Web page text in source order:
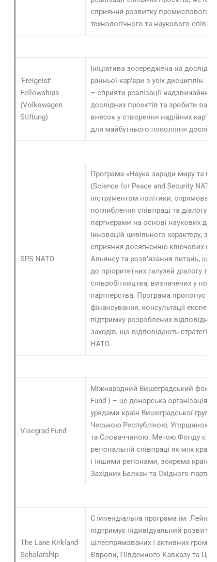
сприяння розвитку промислового,
технологічного та наукового
‘Freigeist’
Fellowships
(Volkswagen
Stiftung)
Ініціатива зосереджена на
ранньої кар’єри з усіх дисциплін.
– сприяти реалізації надзвичайних
дослідних проектів та зробити
внесок у створення надійних
для майбутнього покоління
SPS NATO
Програма «Наука заради миру та
(Science for Peace and Security
інструментом політики,
поглиблення співпраці та діалогу з
партнерами на основі наукових
інновацій цивільного характеру, з
сприяння досягненню ключових
Альянсу та розв’язання питань, що
до пріоритетних галузей діалогу та
співробітництва, визначених у
партнерства. Програма пропонує
фінансування, консультації
підтримку розроблених відповідно
заходів, що відповідають
НАТО
Visegrad Fund
Міжнародний Вишеградський фонд
Fund ) – це донорська організація,
урядами країн Вишеградської групи
Чеською Республікою,
та Словаччиною. Метою Фонду є
регіональній співпраці як між
і іншими регіонами, зокрема
Західних Балкан та Східного
The Lane Kirkland
Scholarship
Стипендіальна програма ім. Лейна
підтримує індивідуальний
цілеспрямованих і активних
Європи, Південного Кавказу та